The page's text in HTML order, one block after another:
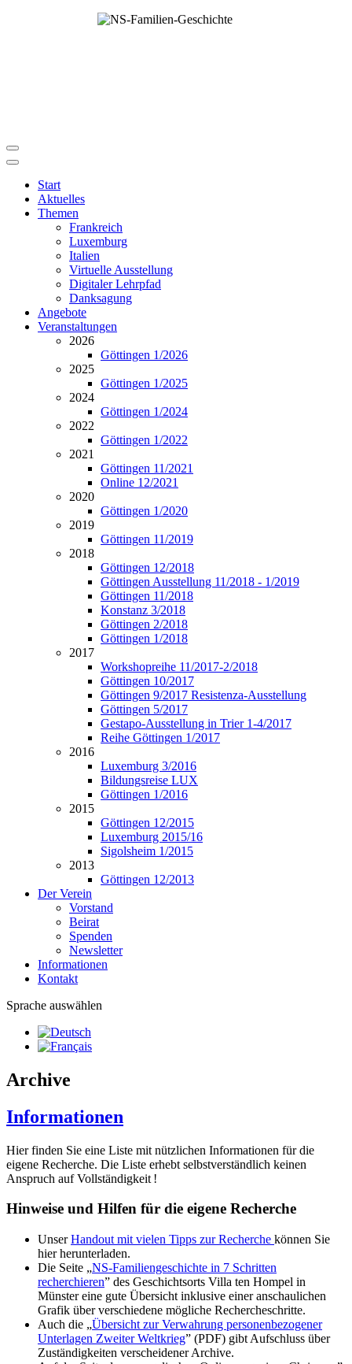
Start
Aktuelles
Themen
Frankreich
Luxemburg
Italien
Virtuelle Ausstellung
Digitaler Lehrpfad
Danksagung
Angebote
Veranstaltungen
2026
Göttingen 1/2026
2025
Göttingen 1/2025
2024
Göttingen 1/2024
2022
Göttingen 1/2022
2021
Göttingen 11/2021
Online 12/2021
2020
Göttingen 1/2020
2019
Göttingen 11/2019
2018
Göttingen 12/2018
Göttingen Ausstellung 11/2018 - 1/2019
Göttingen 11/2018
Konstanz 3/2018
Göttingen 2/2018
Göttingen 1/2018
2017
Workshopreihe 11/2017-2/2018
Göttingen 10/2017
Göttingen 9/2017 Resistenza-Ausstellung
Göttingen 5/2017
Gestapo-Ausstellung in Trier 1-4/2017
Reihe Göttingen 1/2017
2016
Luxemburg 3/2016
Bildungsreise LUX
Göttingen 1/2016
2015
Göttingen 12/2015
Luxemburg 2015/16
Sigolsheim 1/2015
2013
Göttingen 12/2013
Der Verein
Vorstand
Beirat
Spenden
Newsletter
Informationen
Kontakt
Sprache auswählen
Archive
Informationen
Hier finden Sie eine Liste mit nützlichen Informationen für die
eigene Recherche. Die Liste erhebt selbstverständlich keinen
Anspruch auf Vollständigkeit !
Hinweise und Hilfen für die eigene Recherche
UnserHandout mit vielen Tipps zur Recherche können Sie
hier herunterladen.
Die Seite „NS-Familiengeschichte in 7 Schritten
recherchieren” des Geschichtsorts Villa ten Hompel in
Münster eine gute Übersicht inklusive einer anschaulichen
Grafik über verschiedene mögliche Rechercheschritte.
Auch die „Übersicht zur Verwahrung personenbezogener
Unterlagen Zweiter Weltkrieg” (PDF) gibt Aufschluss über
Zuständigkeiten verscheidener Archive.